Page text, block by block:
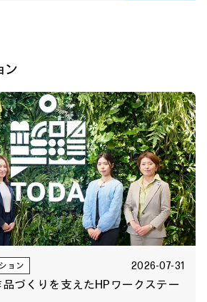
ン
ョン 2026-07-31
づくりを支えたHPワークステー